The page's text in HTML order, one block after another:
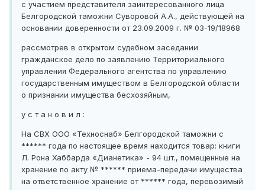
с участием представителя заинтересованного лица
Белгородской таможни Суворовой А.А., действующей на
основании доверенности от 23.09.2009 г. № 03-19/18968
рассмотрев в открытом судебном заседании
гражданское дело по заявлению Территориального
управления Федерального агентства по управлению
государственным имуществом в Белгородской области
о признании имущества бесхозяйным,
у с т а н о в и л :
На СВХ ООО «Техноснаб» Белгородской таможни с
****** года по настоящее время находится товар: книги
Л. Рона Хаббарда «Дианетика» - 94 шт., помещенные на
хранение по акту № ****** приема-передачи имущества
на ответственное хранение от ****** года, перевозимый